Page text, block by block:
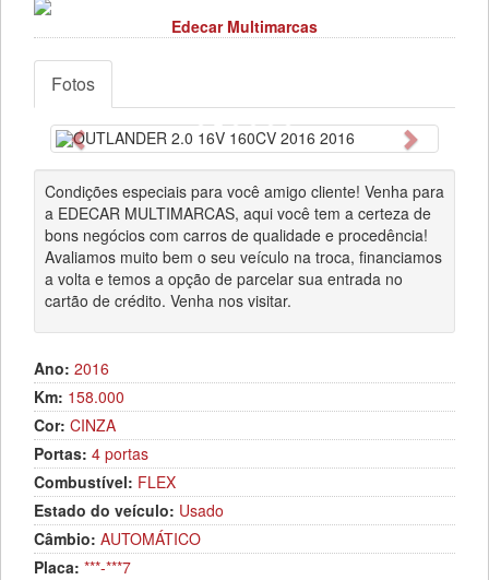
Edecar Multimarcas
Fotos
Anterior Próximo
Condições especiais para você amigo cliente! Venha para
a EDECAR MULTIMARCAS, aqui você tem a certeza de
bons negócios com carros de qualidade e procedência!
Avaliamos muito bem o seu veículo na troca, financiamos
a volta e temos a opção de parcelar sua entrada no
cartão de crédito. Venha nos visitar.
Ano: 2016
Km: 158.000
Cor: CINZA
Portas: 4 portas
Combustível: FLEX
Estado do veículo: Usado
Câmbio: AUTOMÁTICO
Placa: ***-***7